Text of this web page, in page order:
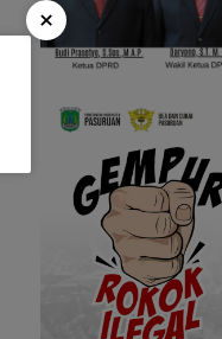
×